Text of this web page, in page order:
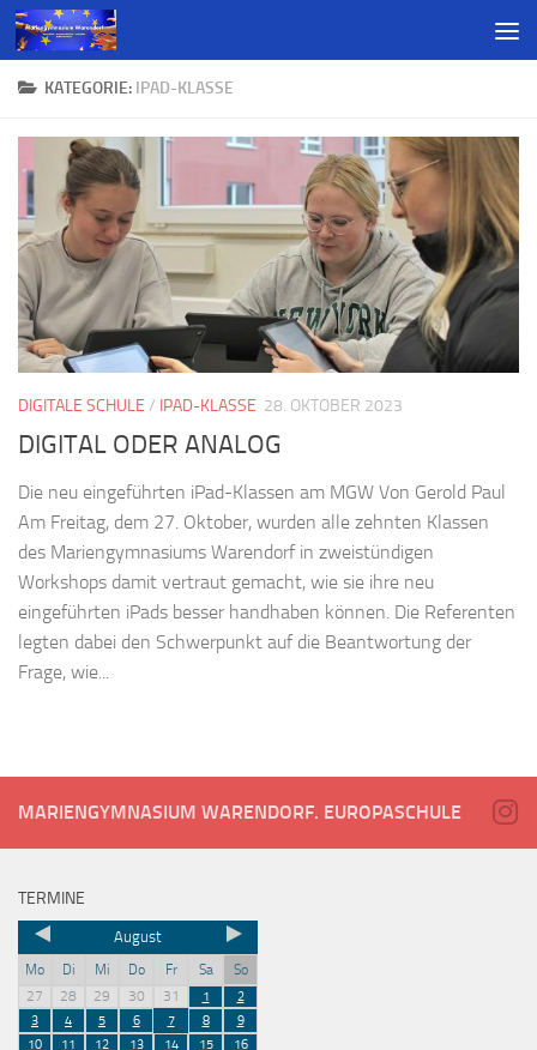
KATEGORIE: IPAD-KLASSE
DIGITALE SCHULE / IPAD-KLASSE 28. OKTOBER 2023
DIGITAL ODER ANALOG
Die neu eingeführten iPad-Klassen am MGW Von Gerold Paul
Am Freitag, dem 27. Oktober, wurden alle zehnten Klassen
des Mariengymnasiums Warendorf in zweistündigen
Workshops damit vertraut gemacht, wie sie ihre neu
eingeführten iPads besser handhaben können. Die Referenten
legten dabei den Schwerpunkt auf die Beantwortung der
Frage, wie...
MARIENGYMNASIUM WARENDORF. EUROPASCHULE
TERMINE
August
Mo Di Mi Do Fr Sa
So
27
28 29 30 31 1
2
3
4 5 6 7 8
9
10
11 12 13 14 15
16